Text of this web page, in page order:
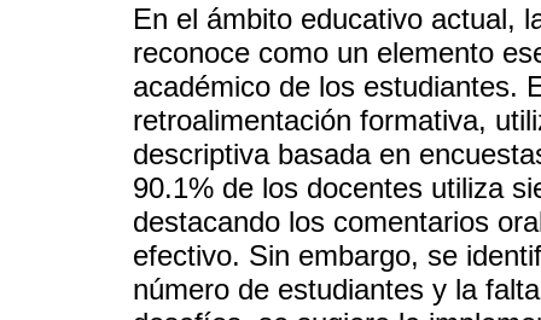
En el ámbito educativo actual,
reconoce como un elemento
académico de los estudiantes.
retroalimentación formativa,
descriptiva basada en
90.1% de los docentes utiliza
destacando los comentarios
efectivo. Sin embargo, se
número de estudiantes y la